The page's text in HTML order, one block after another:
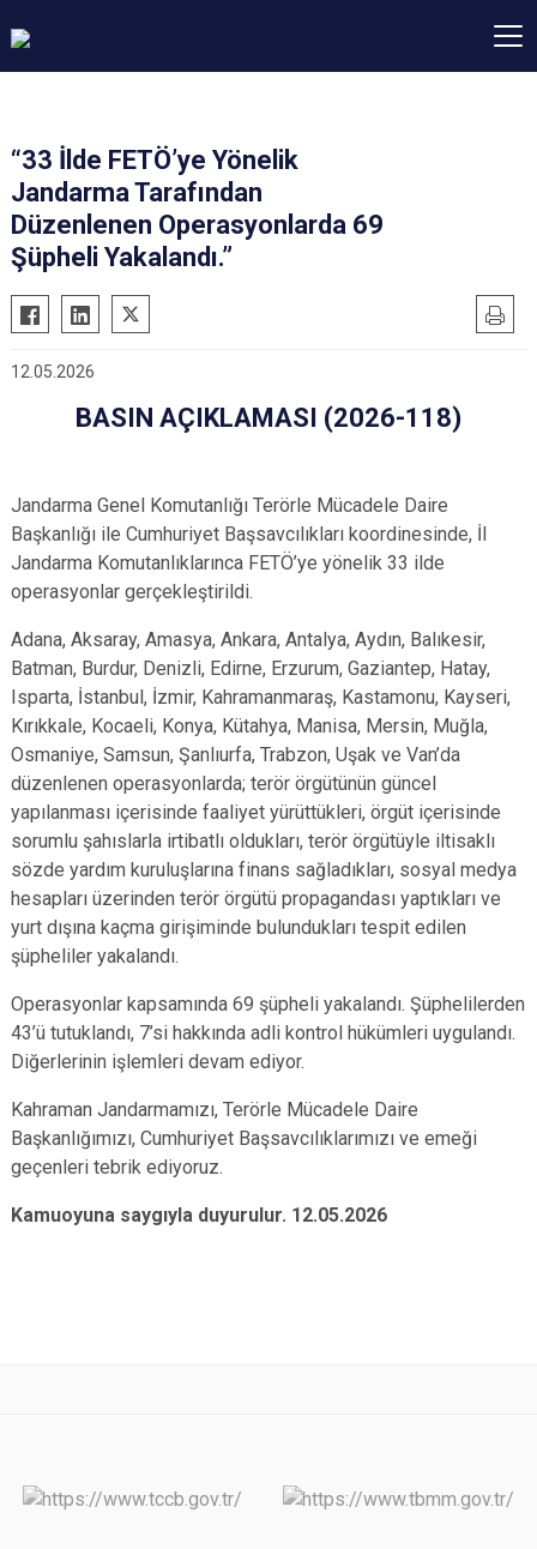
“33 İlde FETÖ’ye Yönelik
Jandarma Tarafından
Düzenlenen Operasyonlarda 69
Şüpheli Yakalandı.”
12.05.2026
BASIN AÇIKLAMASI (2026-118)
Jandarma Genel Komutanlığı Terörle Mücadele Daire
Başkanlığı ile Cumhuriyet Başsavcılıkları koordinesinde, İl
Jandarma Komutanlıklarınca FETÖ’ye yönelik 33 ilde
operasyonlar gerçekleştirildi.
Adana, Aksaray, Amasya, Ankara, Antalya, Aydın, Balıkesir,
Batman, Burdur, Denizli, Edirne, Erzurum, Gaziantep, Hatay,
Isparta, İstanbul, İzmir, Kahramanmaraş, Kastamonu, Kayseri,
Kırıkkale, Kocaeli, Konya, Kütahya, Manisa, Mersin, Muğla,
Osmaniye, Samsun, Şanlıurfa, Trabzon, Uşak ve Van’da
düzenlenen operasyonlarda; terör örgütünün güncel
yapılanması içerisinde faaliyet yürüttükleri, örgüt içerisinde
sorumlu şahıslarla irtibatlı oldukları, terör örgütüyle iltisaklı
sözde yardım kuruluşlarına finans sağladıkları, sosyal medya
hesapları üzerinden terör örgütü propagandası yaptıkları ve
yurt dışına kaçma girişiminde bulundukları tespit edilen
şüpheliler yakalandı.
Operasyonlar kapsamında 69 şüpheli yakalandı. Şüphelilerden
43’ü tutuklandı, 7’si hakkında adli kontrol hükümleri uygulandı.
Diğerlerinin işlemleri devam ediyor.
Kahraman Jandarmamızı, Terörle Mücadele Daire
Başkanlığımızı, Cumhuriyet Başsavcılıklarımızı ve emeği
geçenleri tebrik ediyoruz.
Kamuoyuna saygıyla duyurulur. 12.05.2026